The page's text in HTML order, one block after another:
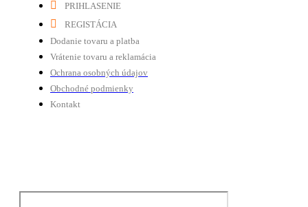
PRIHLASENIE
REGISTÁCIA
Dodanie tovaru a platba
Vrátenie tovaru a reklamácia
Ochrana osobných údajov
Obchodné podmienky
Kontakt